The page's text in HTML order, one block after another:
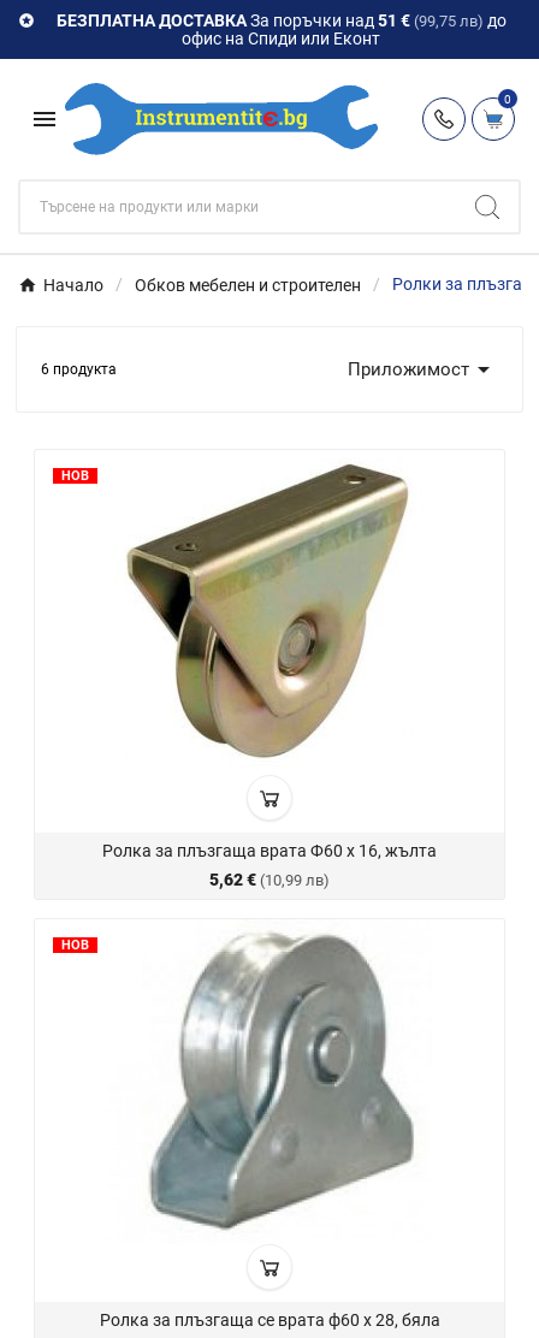
 БЕЗПЛАТНА ДОСТАВКАЗа поръчки над 51 € (99,75 лв) до
офис на Спиди или Еконт

0
Начало Обков мебелен и строителен Ролки за
6 продукта Приложимост 
НОВ
Ролка за плъзгаща врата Ф60 х 16, жълта
5,62 € (10,99 лв)
НОВ
Ролка за плъзгаща се врата ф60 х 28, бяла